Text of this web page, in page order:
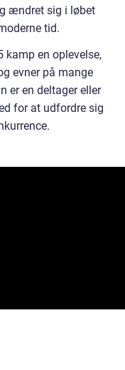
ændret sig i løbet
tid.
kamp en oplevelse,
evner på mange
er en deltager eller
for at udfordre sig